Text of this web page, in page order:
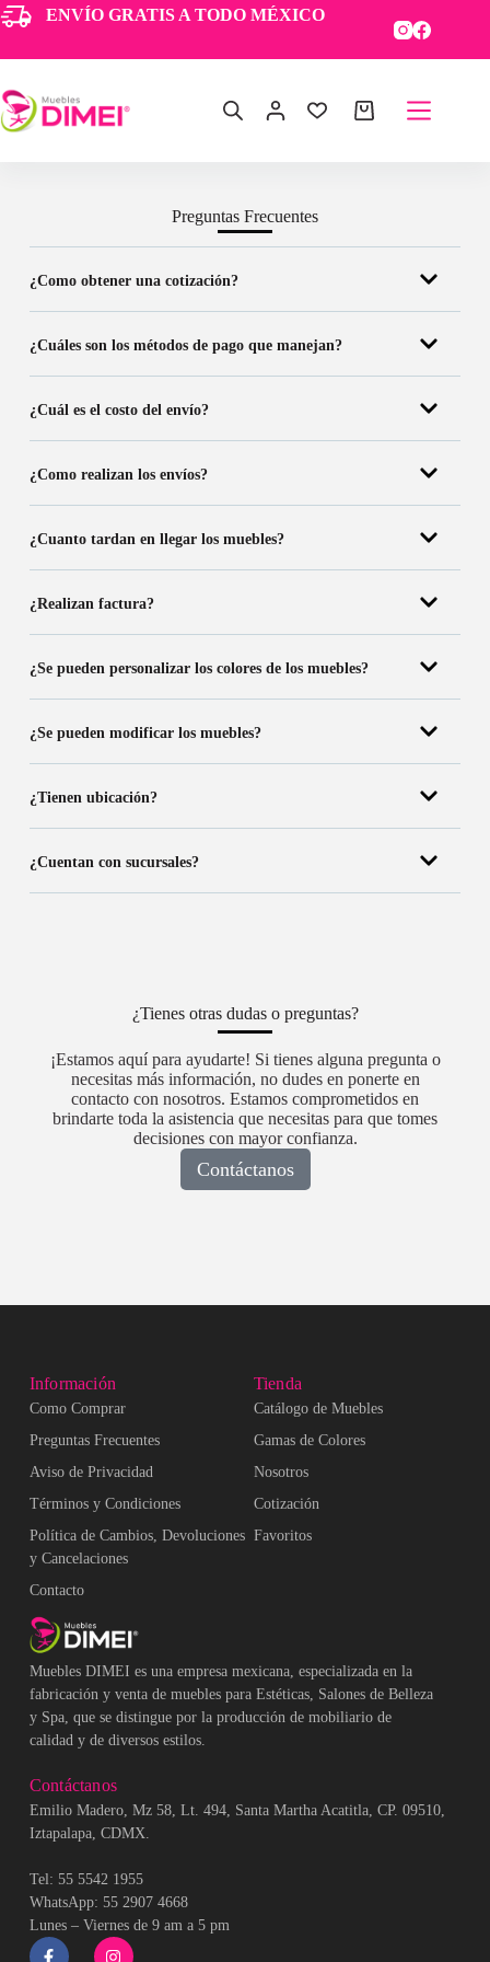
ENVÍO GRATIS A TODO MÉXICO
Preguntas Frecuentes
¿Como obtener una cotización?
¿Cuáles son los métodos de pago que manejan?
¿Cuál es el costo del envío?
¿Como realizan los envíos?
¿Cuanto tardan en llegar los muebles?
¿Realizan factura?
¿Se pueden personalizar los colores de los muebles?
¿Se pueden modificar los muebles?
¿Tienen ubicación?
¿Cuentan con sucursales?
¿Tienes otras dudas o preguntas?
¡Estamos aquí para ayudarte! Si tienes alguna pregunta o
necesitas más información, no dudes en ponerte en
contacto con nosotros. Estamos comprometidos en
brindarte toda la asistencia que necesitas para que tomes
decisiones con mayor confianza.
Contáctanos
Muebles DIMEI es una empresa mexicana, especializada en la
fabricación y venta de muebles para Estéticas, Salones de Belleza
y Spa, que se distingue por la producción de mobiliario de
calidad y de diversos estilos.
Información
Como Comprar
Preguntas Frecuentes
Aviso de Privacidad
Términos y Condiciones
Política de Cambios, Devoluciones
y Cancelaciones
Contacto
Tienda
Catálogo de Muebles
Gamas de Colores
Nosotros
Cotización
Favoritos
Contáctanos
Emilio Madero, Mz 58, Lt. 494, Santa Martha Acatitla, CP. 09510,
Iztapalapa, CDMX.
Tel: 55 5542 1955
WhatsApp: 55 2907 4668
Lunes – Viernes de 9 am a 5 pm